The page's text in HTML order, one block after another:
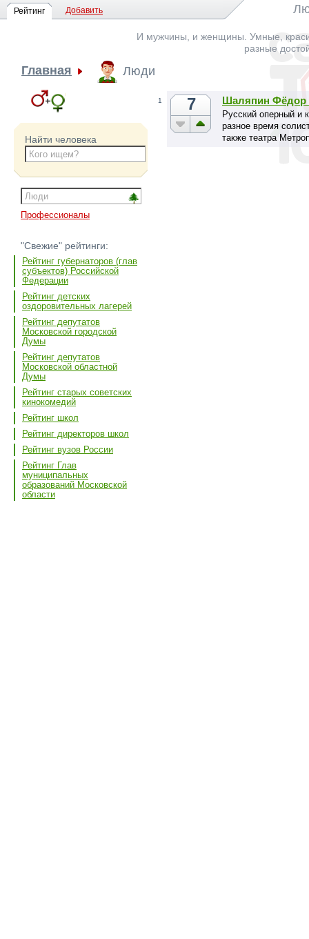
Рейтинг Добавить
И мужчины, и женщины. Умные,
разные
Главная Люди
Найти человека
Профессионалы
"Свежие" рейтинги:
Рейтинг губернаторов (глав
субъектов) Российской
Федерации
Рейтинг детских
оздоровительных лагерей
Рейтинг депутатов
Московской городской
Думы
Рейтинг депутатов
Московской областной
Думы
Рейтинг старых советских
кинокомедий
Рейтинг школ
Рейтинг директоров школ
Рейтинг вузов России
Рейтинг Глав
муниципальных
образований Московской
области
1 7 Шаляпин Фёдор
Русский оперный и
разное время
также театра